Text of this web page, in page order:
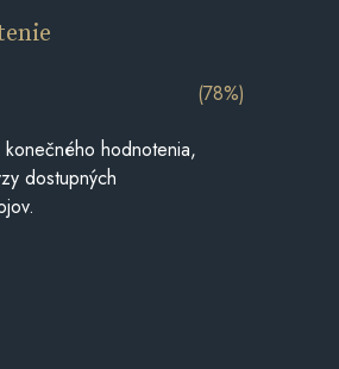
(78%)
hodnotenia,
dostupných